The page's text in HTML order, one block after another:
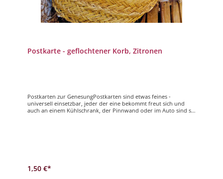
Postkarte - geflochtener Korb, Zitronen
Postkarten zur GenesungPostkarten sind etwas feines -
universell einsetzbar, jeder der eine bekommt freut sich und
auch an einem Kühlschrank, der Pinnwand oder im Auto sind sie
1,50 €*